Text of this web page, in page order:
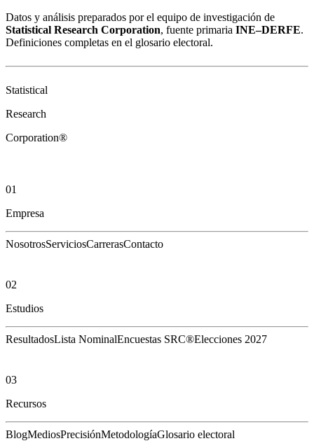
Datos y análisis preparados por el equipo de investigación de
Statistical Research Corporation, fuente primaria INE–DERFE.
Definiciones completas en el glosario electoral.
Statistical
Research
Corporation®
01
Empresa
NosotrosServiciosCarrerasContacto
02
Estudios
ResultadosLista NominalEncuestas SRC®Elecciones 2027
03
Recursos
BlogMediosPrecisiónMetodologíaGlosario electoral